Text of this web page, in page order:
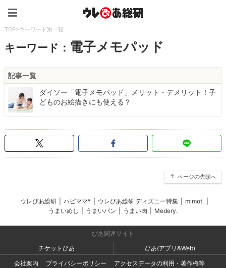
TOP>キーワード別一覧
キーワード： 電子メモパッド
記事一覧
ダイソー「電子メモパッド」メリット・デメリット！子
どものお絵描きにも使える？
ページの先頭へ
ウレぴあ総研 ハピママ* ウレぴあ総研 ディズニー特集 mimot.
うまいめし
うまいパン うまい肉 Medery.
ぴあ関連サイト
チケットぴあ
ぴあ(アプリ&Web)
会社案内
プライバシーポリシー
アクセスデータの利用・著作権等